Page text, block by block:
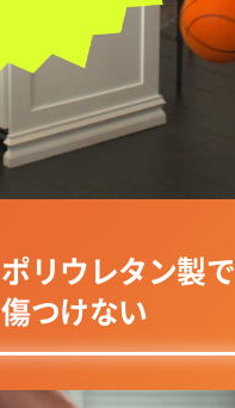
ポリウレタン製で
傷つけない